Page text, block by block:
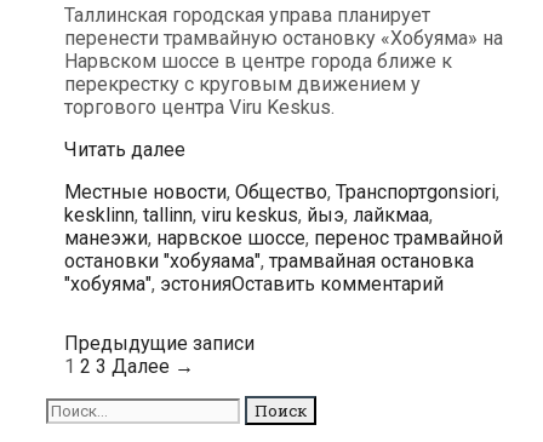
Таллинская городская управа планирует
перенести трамвайную остановку «Хобуяма» на
Нарвском шоссе в центре города ближе к
перекрестку с круговым движением у
торгового центра Viru Keskus.
Читать далееТрамвайную
«Хобуяама»
в
Таллине
перенесут
к
у
Viru
Keskus
Рубрики
Местные новости, Общество, ТранспортМетки
gonsiori,
kesklinn, tallinn, viru keskus, йыэ, лайкмаа,
манеэжи, нарвское шоссе, перенос трамвайной
остановки "хобуяама", трамвайная остановка
"хобуяма", эстонияОставить комментарий
Навигация
по
Предыдущие записи
1 2 3 Далее →
Поиск
для: